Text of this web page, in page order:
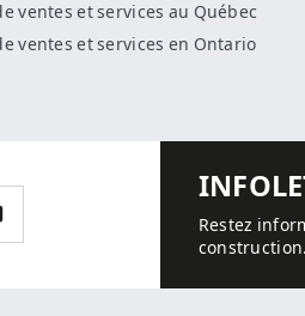
ventes et services au Québec
ventes et services en Ontario
Restez
construction.